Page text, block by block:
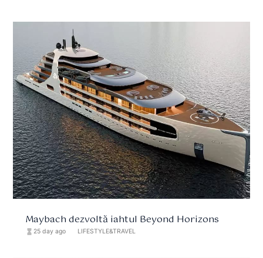
Maybach dezvoltă iahtul Beyond Horizons
hourglass_full 25 day ago LIFESTYLE&TRAVEL